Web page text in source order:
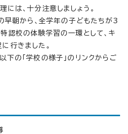
には、十分注意しましょう。
早朝から、全学年の子どもたちが3
認校の体験学習の一環として、キ
行きました。
下の「学校の様子」のリンクからご